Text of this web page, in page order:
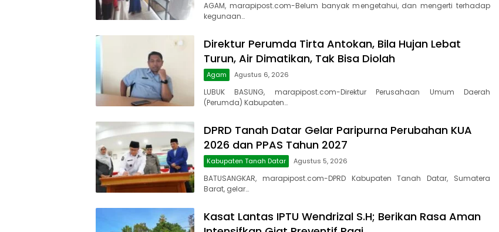
AGAM, marapipost.com-Belum banyak mengetahui, dan mengerti terhadap
kegunaan…
Direktur Perumda Tirta Antokan, Bila Hujan Lebat
Turun, Air Dimatikan, Tak Bisa Diolah
Agam Agustus 6, 2026
LUBUK BASUNG, marapipost.com-Direktur Perusahaan Umum Daerah
(Perumda) Kabupaten…
DPRD Tanah Datar Gelar Paripurna Perubahan KUA
2026 dan PPAS Tahun 2027
Kabupaten Tanah Datar Agustus 5, 2026
BATUSANGKAR, marapipost.com-DPRD Kabupaten Tanah Datar, Sumatera
Barat, gelar…
Kasat Lantas IPTU Wendrizal S.H; Berikan Rasa Aman